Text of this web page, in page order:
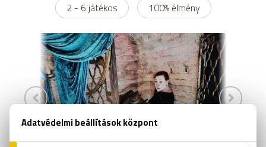
2 - 6 játékos 100% élmény